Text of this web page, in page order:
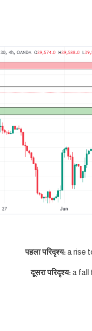
पहला परिदृश्य: a rise
दूसरा परिदृश्य: a fall